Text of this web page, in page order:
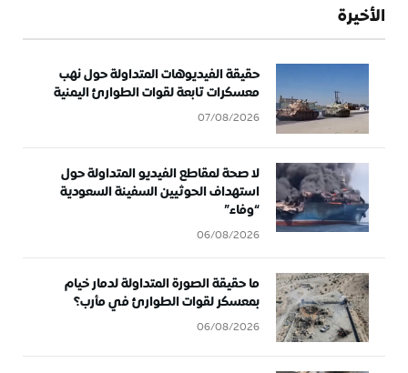
الأخيرة
حقيقة الفيديوهات المتداولة حول نهب
معسكرات تابعة لقوات الطوارئ اليمنية
07/08/2026
لا صحة لمقاطع الفيديو المتداولة حول
استهداف الحوثيين السفينة السعودية
“وفاء”
06/08/2026
ما حقيقة الصورة المتداولة لدمار خيام
بمعسكر لقوات الطوارئ في مأرب؟
06/08/2026